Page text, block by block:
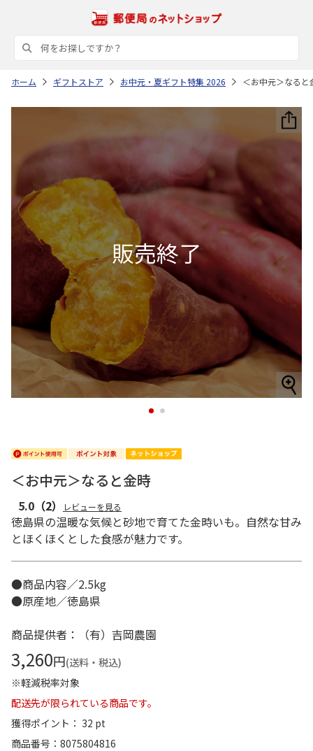
ホーム ギフトストア お中元・夏ギフト特集 2026 ＜お中元＞なると
1 2
＜お中元＞なると金時
5.0 （2） レビューを見る
徳島県の温暖な気候と砂地で育てた金時いも。自然な甘み
とほくほくとした食感が魅力です。
●商品内容／2.5kg
●原産地／徳島県
商品提供者：（有）吉岡農園
3,260円(送料・税込)
※軽減税率対象
配送先が限られている商品です。
獲得ポイント： 32 pt
商品番号
8075804816